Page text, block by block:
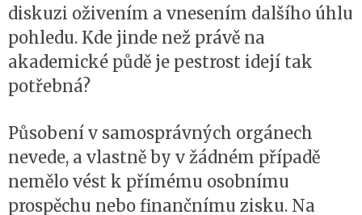
diskuzi oživením a vnesením dalšího úhlu
pohledu. Kde jinde než právě na
akademické půdě je pestrost idejí tak
potřebná?
Působení v samosprávných orgánech
nevede, a vlastně by v žádném případě
nemělo vést k přímému osobnímu
prospěchu nebo finančnímu zisku. Na